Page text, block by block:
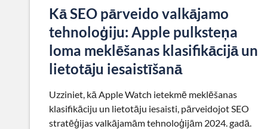
Kā SEO pārveido valkājamo
tehnoloģiju: Apple pulksteņa
loma meklēšanas klasifikācijā un
lietotāju iesaistīšanā
Uzziniet, kā Apple Watch ietekmē meklēšanas
klasifikāciju un lietotāju iesaisti, pārveidojot SEO
stratēģijas valkājamām tehnoloģijām 2024. gadā.